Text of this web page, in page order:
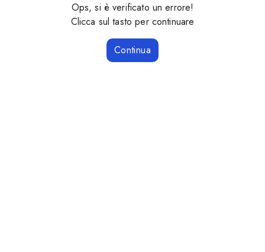
Ops, si è verificato un errore!
Clicca sul tasto per continuare
Continua